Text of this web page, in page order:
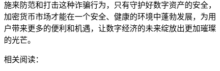
施来防范和打击这种诈骗行为，只有守护好数字资产的安全，
加密货币市场才能在一个安全、健康的环境中蓬勃发展，为用
户带来更多的便利和机遇，让数字经济的未来绽放出更加璀璨
的光芒。
相关阅读：